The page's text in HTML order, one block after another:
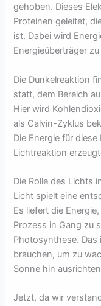
gehoben. Dieses
Proteinen geleitet,
ist. Dabei wird
Energieüberträger
Die Dunkelreaktion
statt, dem Bereich
Hier wird
als Calvin-Zyklus
Die Energie für
Lichtreaktion
Die Rolle des Lichts
Licht spielt eine
Es liefert die
Prozess in Gang zu
Photosynthese. Das
brauchen, um zu
Sonne hin
Jetzt, da wir